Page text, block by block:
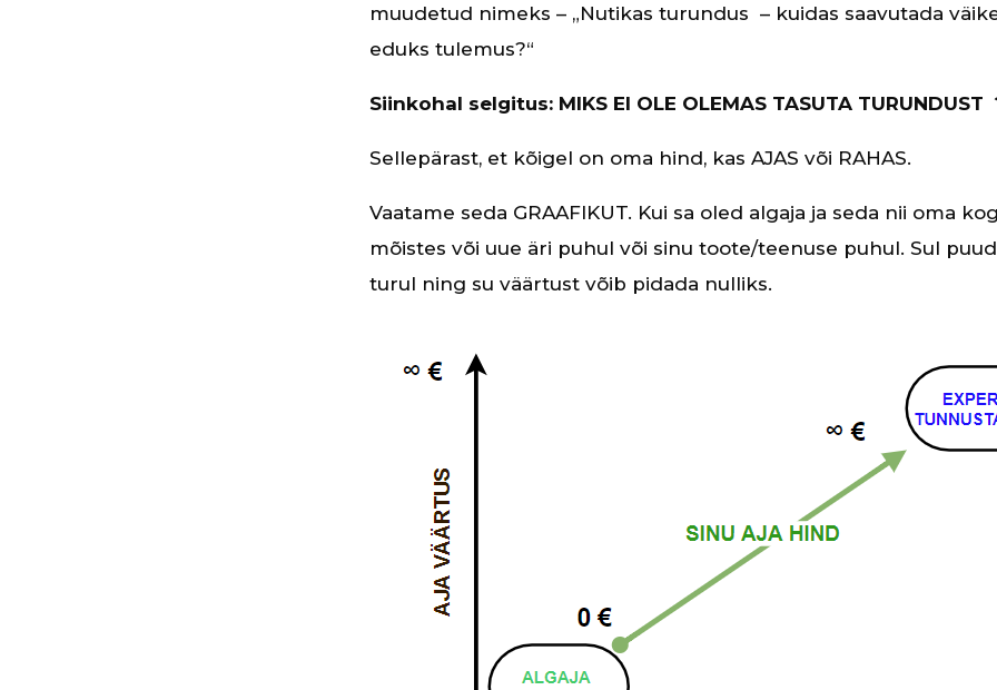
muudetud nimeks – „Nutikas turundus – kuidas saavutada
eduks tulemus?“
Siinkohal selgitus: MIKS EI OLE OLEMAS TASUTA TURUNDUST
Sellepärast, et kõigel on oma hind, kas AJAS või RAHAS.
Vaatame seda GRAAFIKUT. Kui sa oled algaja ja seda nii oma
mõistes või uue äri puhul või sinu toote/teenuse puhul. Sul
turul ning su väärtust võib pidada nulliks.